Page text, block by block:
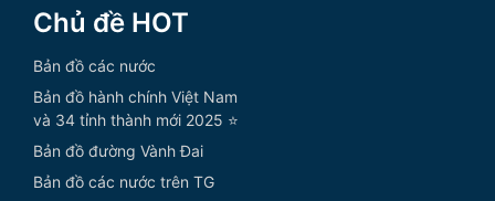
Chủ đề HOT
Bản đồ các nước
Bản đồ hành chính Việt Nam
và 34 tỉnh thành mới 2025 ⭐
Bản đồ đường Vành Đai
Bản đồ các nước trên TG